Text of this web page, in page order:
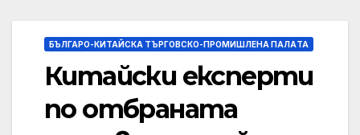
БЪЛГАРО-КИТАЙСКА ТЪРГОВСКО-ПРОМИШЛЕНА ПАЛAТА
Китайски експерти
по отбраната